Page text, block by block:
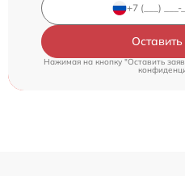
Нажимая на кнопку "Оставить